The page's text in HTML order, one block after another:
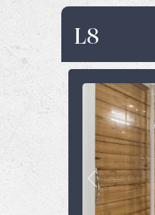
L8
Previous